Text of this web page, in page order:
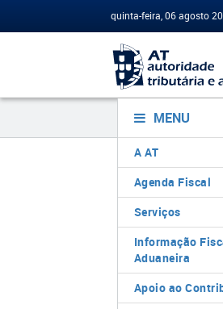
quinta-feira, 06 agosto
MENU
A AT
Agenda Fiscal
Serviços
Informação
Aduaneira
Apoio ao